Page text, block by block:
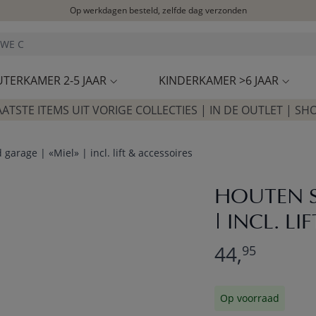
Op werkdagen besteld, zelfde dag verzonden
Klantbeoordelingen
4,27/5
2-5 JAAR KINDERKAMER >6 JAAR
ITEMS UIT VORIGE COLLECTIES | IN DE OUTLET |
garage | «Miel» | incl. lift & accessoires
HOUTEN
| INCL.
44,95
Op voorraad